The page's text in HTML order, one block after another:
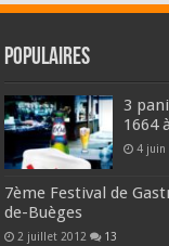
Populaires
3
1664
4 juin
7ème Festival de
de-Buèges
2 juillet 2012 13